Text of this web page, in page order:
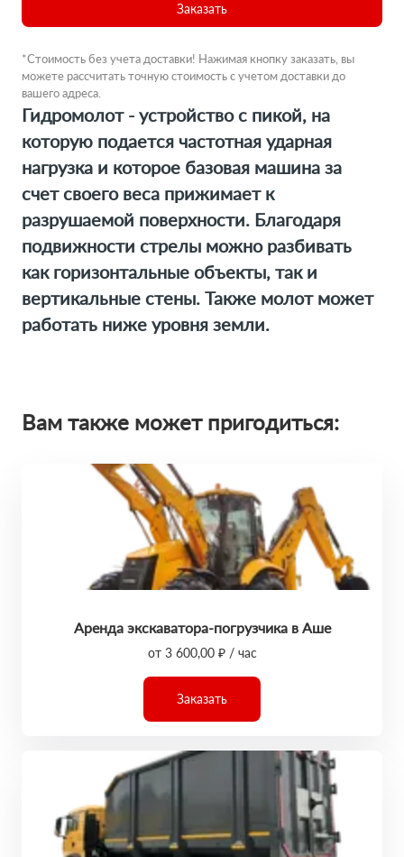
Заказать
*Стоимость без учета доставки! Нажимая кнопку заказать, вы
можете рассчитать точную стоимость с учетом доставки до
вашего адреса.
Гидромолот - устройство с пикой, на
которую подается частотная ударная
нагрузка и которое базовая машина за
счет своего веса прижимает к
разрушаемой поверхности. Благодаря
подвижности стрелы можно разбивать
как горизонтальные объекты, так и
вертикальные стены. Также молот может
работать ниже уровня земли.
Вам также может пригодиться:
Аренда экскаватора-погрузчика в Аше
от 3 600,00 ₽ / час
Заказать